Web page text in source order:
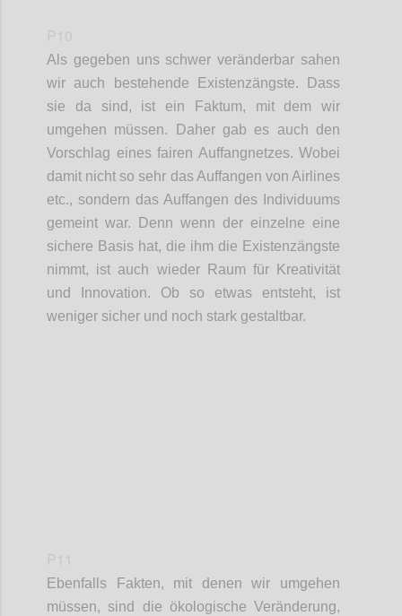
Als gegeben uns schwer veränderbar sahen
wir auch
bestehende Existenzängste. Dass
sie da sind, ist ein Faktum, mit dem wir
umgehen müssen. Daher gab es auch den
Vorschlag eines fairen Auffangnetzes. Wobei
damit nicht so sehr das Auffangen von Airlines
etc., sondern das Auffangen des Individuums
gemeint war. Denn wenn der einzelne eine
sichere Basis hat, die ihm die Existenzängste
nimmt, ist auch wieder Raum für Kreativität
und Innovation. Ob so etwas entsteht, ist
weniger sicher und noch stark gestaltbar.
Ebenfalls Fakten, mit denen wir umgehen
müssen, sind die ökologische Veränderung,